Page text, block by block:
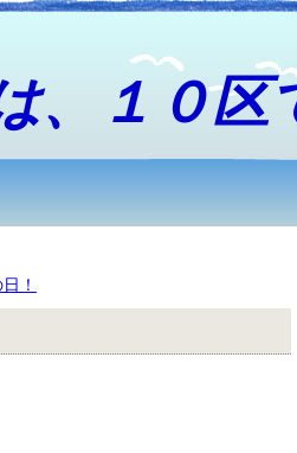
、１０区
！